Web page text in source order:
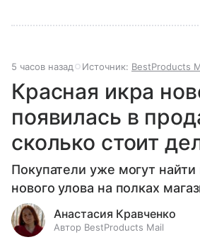
5 часов назад Источник: BestProducts
Красная икра
появилась в
сколько стоит
Покупатели уже могут
нового улова на полках
Анастасия Кравченко
Автор BestProducts Mail